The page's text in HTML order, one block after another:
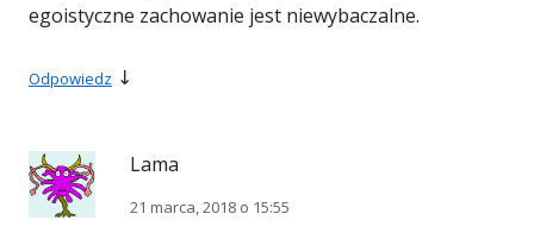
egoistyczne zachowanie jest niewybaczalne.
Odpowiedz ↓
Lama
21 marca, 2018 o 15:55